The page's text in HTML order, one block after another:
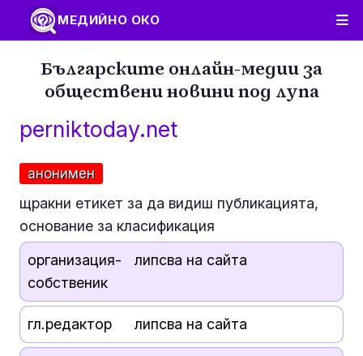
МЕДИЙНО ОКО
Българските онлайн-медии за
обществени новини под лупа
perniktoday.net
анонимен
щракни етикет за да видиш публикацията,
основание за класификация
организация-
собственик
липсва на сайта
гл.редактор липсва на сайта